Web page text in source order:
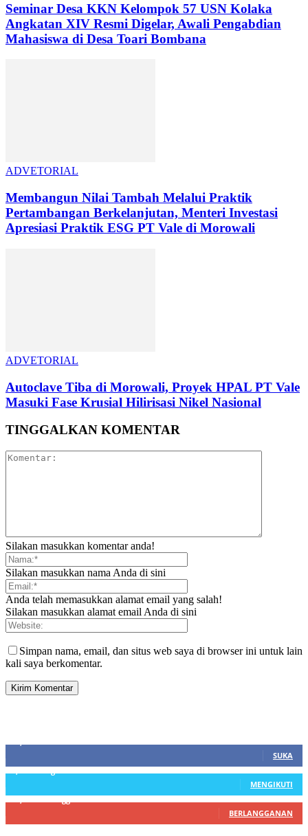
Seminar Desa KKN Kelompok 57 USN Kolaka
Angkatan XIV Resmi Digelar, Awali Pengabdian
Mahasiswa di Desa Toari Bombana
ADVETORIAL
Membangun Nilai Tambah Melalui Praktik
Pertambangan Berkelanjutan, Menteri Investasi
Apresiasi Praktik ESG PT Vale di Morowali
ADVETORIAL
Autoclave Tiba di Morowali, Proyek HPAL PT Vale
Masuki Fase Krusial Hilirisasi Nikel Nasional
TINGGALKAN KOMENTAR
Silakan masukkan komentar anda!
Silakan masukkan nama Anda di sini
Anda telah memasukkan alamat email yang salah!
Silakan masukkan alamat email Anda di sini
Simpan nama, email, dan situs web saya di browser ini untuk lain
kali saya berkomentar.
SUKA
MENGIKUTI
BERLANGGANAN